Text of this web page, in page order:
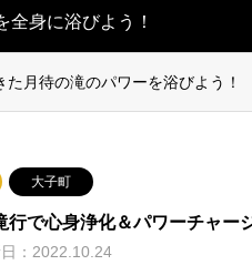
全身に浴びよう！
月待の滝のパワーを浴びよう！
大子町
行で心身浄化＆パワーチャー
：2022.10.24